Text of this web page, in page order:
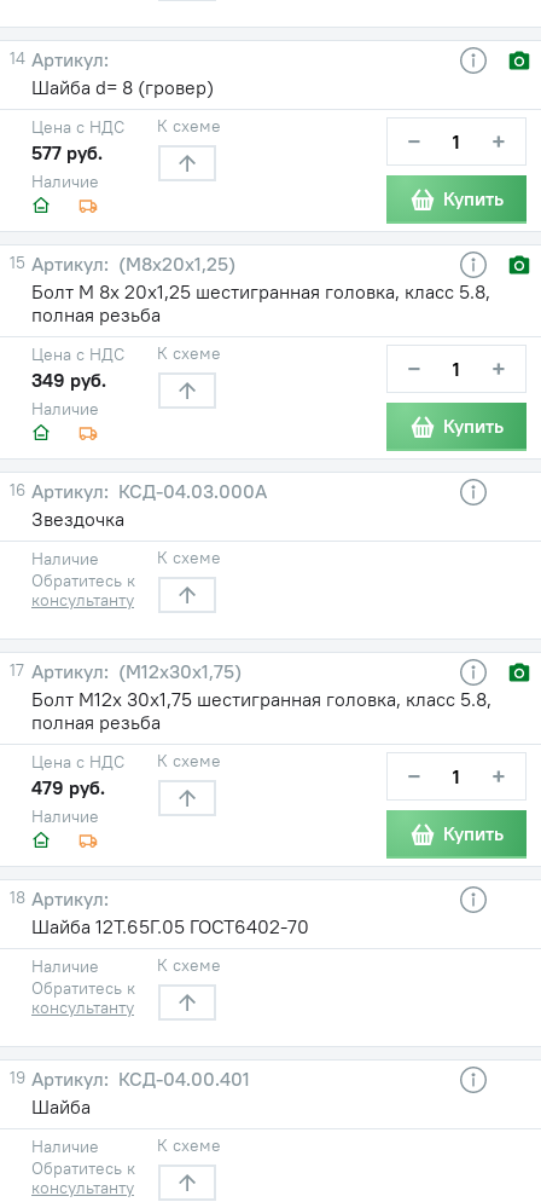
14
Шайба d= 8 (гровер)
Наличие
Цена с НДС
577 руб.
К схеме − +
Купить
15
(М8х20х1,25)
Болт М 8х 20х1,25 шестигранная головка, класс 5.8,
полная резьба
Наличие
Цена с НДС
349 руб.
К схеме − +
Купить
16
КСД-04.03.000А
Звездочка
Наличие
Обратитесь к
консультанту
К схеме
17
(М12х30х1,75)
Болт М12х 30х1,75 шестигранная головка, класс 5.8,
полная резьба
Наличие
Цена с НДС
479 руб.
К схеме − +
Купить
18
Шайба 12Т.65Г.05 ГОСТ6402-70
Наличие
Обратитесь к
консультанту
К схеме
19
КСД-04.00.401
Шайба
Наличие
Обратитесь к
консультанту
К схеме